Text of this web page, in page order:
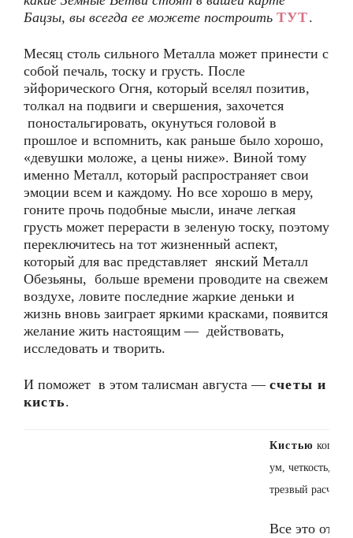
Бацзы, вы всегда ее можете построить ТУТ.
Месяц столь сильного Металла может принести с
собой печаль, тоску и грусть. После
эйфорического Огня, который вселял позитив,
толкал на подвиги и свершения, захочется
поностальгировать, окунуться головой в
прошлое и вспомнить, как раньше было хорошо,
«девушки моложе, а цены ниже». Виной тому
именно Металл, который распространяет свои
эмоции всем и каждому. Но все хорошо в меру,
гоните прочь подобные мысли, иначе легкая
грусть может перерасти в зеленую тоску, поэтому
переключитесь на тот жизненный аспект,
который для вас представляет янский Металл
Обезьяны, больше времени проводите на свежем
воздухе, ловите последние жаркие деньки и
жизнь вновь заиграет яркими красками, появится
желание жить настоящим — действовать,
исследовать и творить.
И поможет в этом талисман августа — счеты и
кисть.
Кистью когда-
ум, четкость,
трезвый расчет
Все это